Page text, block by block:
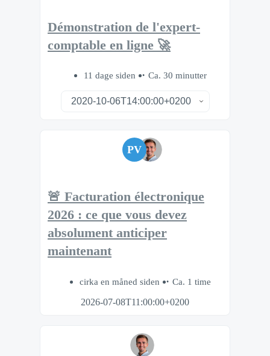
Démonstration de l'expert-
comptable en ligne 🚀
11 dage siden Ca. 30 minutter
PV
🚨 Facturation électronique
2026 : ce que vous devez
absolument anticiper
maintenant
cirka en måned siden
Ca. 1 time
2026-07-08T11:00:00+0200